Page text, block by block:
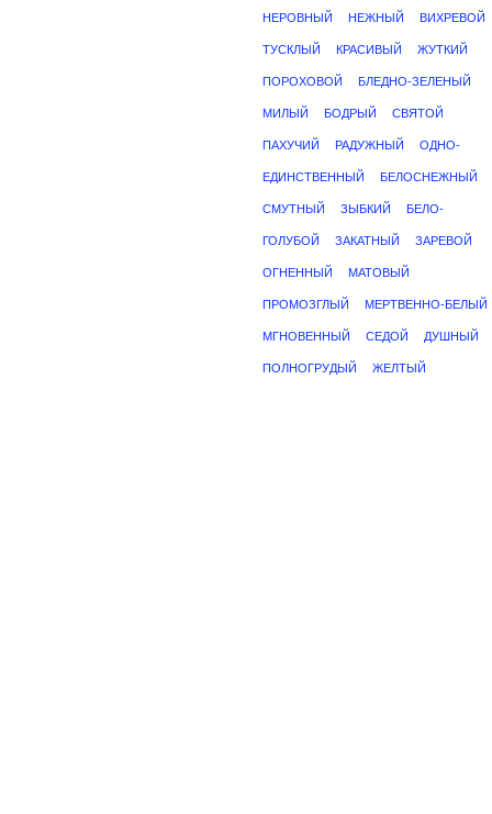
НЕРОВНЫЙ НЕЖНЫЙ ВИХРЕВОЙ
ТУСКЛЫЙ КРАСИВЫЙ ЖУТКИЙ
ПОРОХОВОЙ БЛЕДНО-ЗЕЛЕНЫЙ
МИЛЫЙ БОДРЫЙ СВЯТОЙ
ПАХУЧИЙ РАДУЖНЫЙ ОДНО-
ЕДИНСТВЕННЫЙ БЕЛОСНЕЖНЫЙ
СМУТНЫЙ ЗЫБКИЙ БЕЛО-
ГОЛУБОЙ ЗАКАТНЫЙ ЗАРЕВОЙ
ОГНЕННЫЙ МАТОВЫЙ
ПРОМОЗГЛЫЙ МЕРТВЕННО-БЕЛЫЙ
МГНОВЕННЫЙ СЕДОЙ ДУШНЫЙ
ПОЛНОГРУДЫЙ ЖЕЛТЫЙ